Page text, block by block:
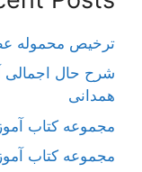
ترخیص محموله
شرح حال اجمالی
همدانی
مجموعه کتاب
مجموعه کتاب